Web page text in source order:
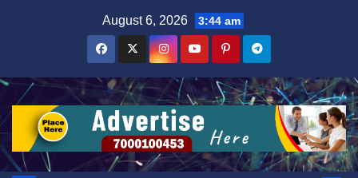
August 6, 2026 3:44 am